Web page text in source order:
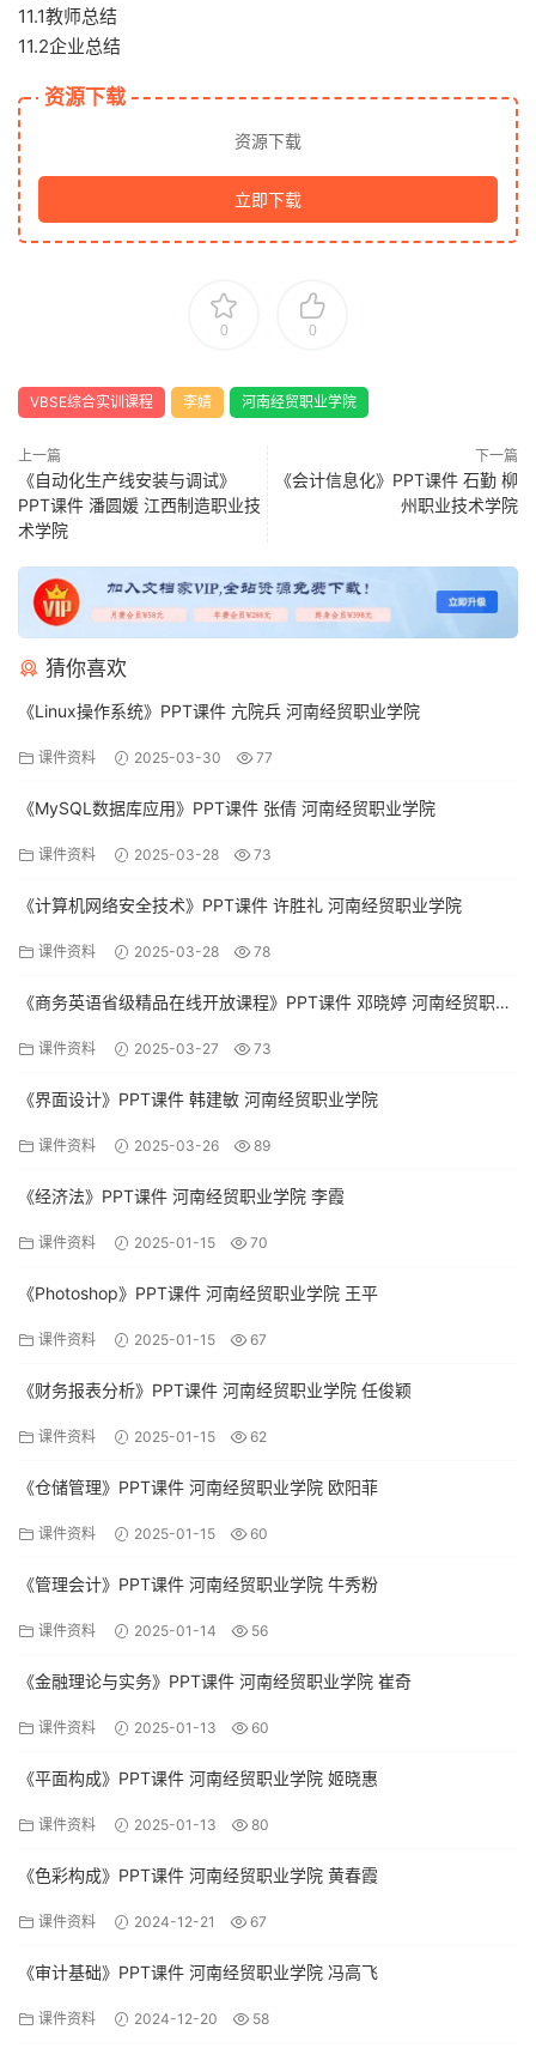
11.1教师总结
11.2企业总结
资源下载
资源下载
立即下载
0 0
VBSE综合实训课程 李婧 河南经贸职业学院
上一篇
《自动化生产线安装与调试》
PPT课件 潘圆媛 江西制造职业技
术学院
下一篇
《会计信息化》PPT课件 石勤 柳
州职业技术学院
猜你喜欢
《Linux操作系统》PPT课件 亢院兵 河南经贸职业学院
课件资料 2025-03-30 77
《MySQL数据库应用》PPT课件 张倩 河南经贸职业学院
课件资料 2025-03-28 73
《计算机网络安全技术》PPT课件 许胜礼 河南经贸职业学院
课件资料 2025-03-28 78
《商务英语省级精品在线开放课程》PPT课件 邓晓婷 河南经贸职业
课件资料 2025-03-27 73
《界面设计》PPT课件 韩建敏 河南经贸职业学院
课件资料 2025-03-26 89
《经济法》PPT课件 河南经贸职业学院 李霞
课件资料 2025-01-15 70
《Photoshop》PPT课件 河南经贸职业学院 王平
课件资料 2025-01-15 67
《财务报表分析》PPT课件 河南经贸职业学院 任俊颖
课件资料 2025-01-15 62
《仓储管理》PPT课件 河南经贸职业学院 欧阳菲
课件资料 2025-01-15 60
《管理会计》PPT课件 河南经贸职业学院 牛秀粉
课件资料 2025-01-14 56
《金融理论与实务》PPT课件 河南经贸职业学院 崔奇
课件资料 2025-01-13 60
《平面构成》PPT课件 河南经贸职业学院 姬晓惠
课件资料 2025-01-13 80
《色彩构成》PPT课件 河南经贸职业学院 黄春霞
课件资料 2024-12-21 67
《审计基础》PPT课件 河南经贸职业学院 冯高飞
课件资料 2024-12-20 58